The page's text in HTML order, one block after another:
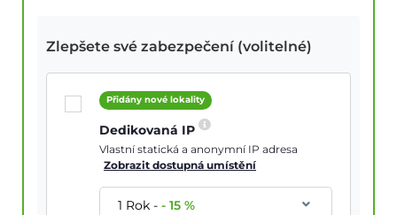
Zlepšete své zabezpečení (volitelné)
Přidány nové lokality
Dedikovaná IP
Vlastní statická a anonymní IP adresa
Zobrazit dostupná umístění
1 Rok--15 %